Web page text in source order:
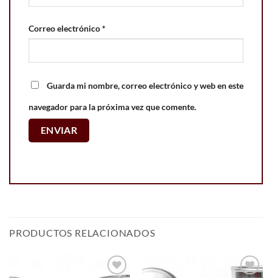
Correo electrónico*
Guarda mi nombre, correo electrónico y web en este
navegador para la próxima vez que comente.
PRODUCTOS RELACIONADOS